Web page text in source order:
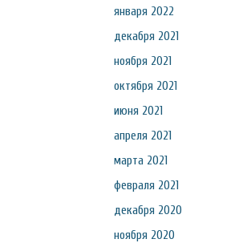
января 2022
декабря 2021
ноября 2021
октября 2021
июня 2021
апреля 2021
марта 2021
февраля 2021
декабря 2020
ноября 2020